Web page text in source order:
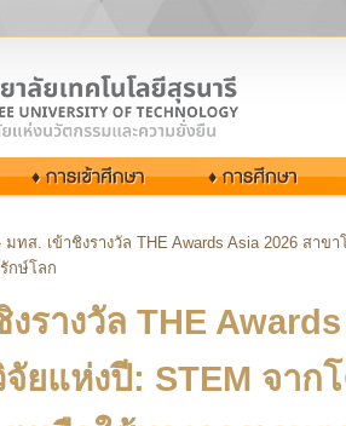
มทส. เข้าชิงรางวัล THE Awards Asia 2026 สา
กษ์โลก
รางวัล THE
จัยแห่งปี: STEM จา